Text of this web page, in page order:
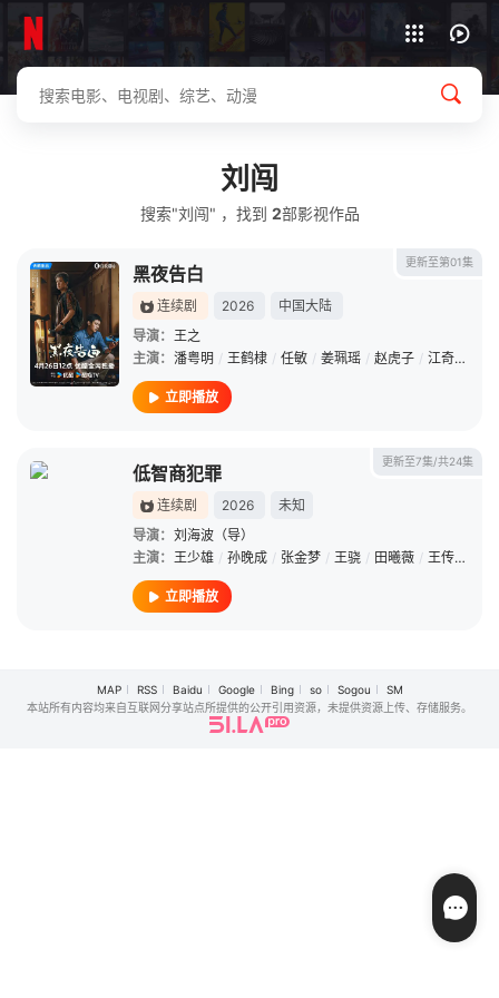
刘闯
搜索"刘闯" ，找到 2部影视作品
更新至第01集
黑夜告白
连续剧 2026
中国大陆
导演： 王之
主演： 潘粤明 / 王鹤棣 / 任敏 / 姜珮瑶 / 赵虎子 / 江奇霖
立即播放
更新至7集/共24集
低智商犯罪
连续剧 2026
未知
导演： 刘海波（导）
主演： 王少雄 / 孙晚成 / 张金梦 / 王骁 / 田曦薇 / 王传君
立即播放
MAP RSS Baidu Google Bing so Sogou
SM
本站所有内容均来自互联网分享站点所提供的公开引用资源，未提供资源上传、存储服务。